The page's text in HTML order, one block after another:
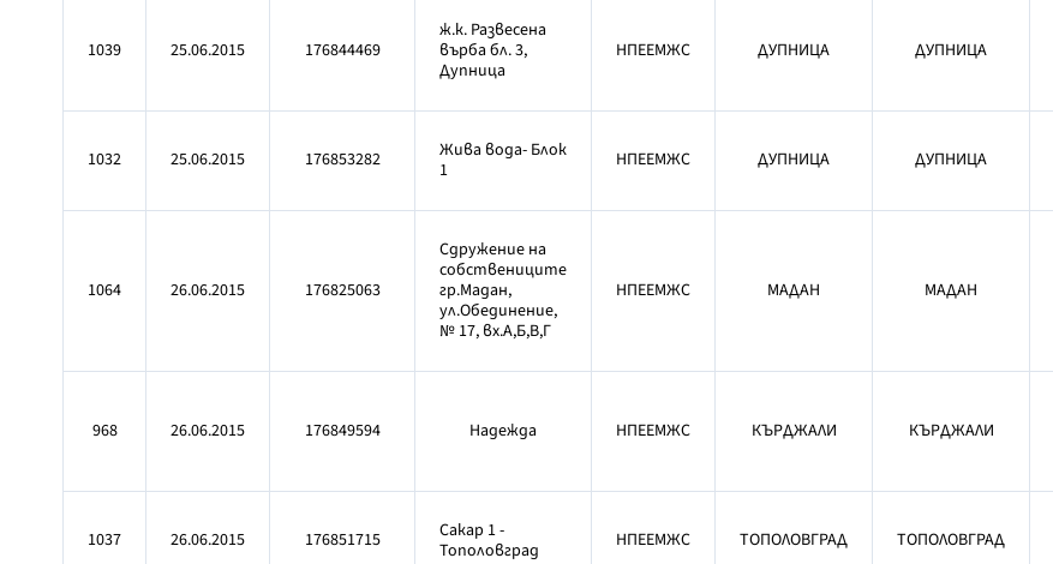
1039 25.06.2015 176844469
ж.к. Развесена
върба бл. 3,
Дупница
НПЕЕМЖС ДУПНИЦА ДУПНИЦА
1032 25.06.2015 176853282
Жива вода- Блок
1
НПЕЕМЖС ДУПНИЦА ДУПНИЦА
1064 26.06.2015 176825063
Сдружение на
собствениците
гр.Мадан,
ул.Обединение,
№ 17, вх.А,Б,В,Г
НПЕЕМЖС МАДАН МАДАН
968 26.06.2015 176849594 Надежда НПЕЕМЖС КЪРДЖАЛИ КЪРДЖАЛИ
1037 26.06.2015 176851715
Сакар 1 -
Тополовград
НПЕЕМЖС ТОПОЛОВГРАД ТОПОЛОВГРАД